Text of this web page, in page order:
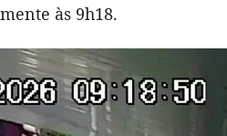
às 9h18.